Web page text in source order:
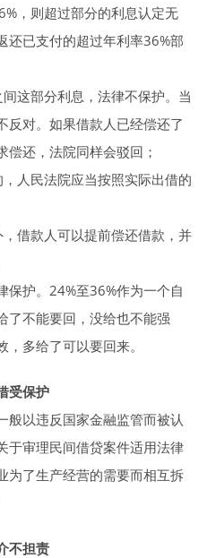
，则超过部分的利息认定无
还已支付的超过年利率36%部
这部分利息，法律不保护。当
反对。如果借款人已经偿还了
还，法院同样会驳回；
人民法院应当按照实际出借的
借款人可以提前偿还借款，并
保护。24%至36%作为一个自
了不能要回，没给也不能强
多给了可以要回来。
受保护
般以违反国家金融监管而被认
于审理民间借贷案件适用法律
为了生产经营的需要而相互拆
不担责